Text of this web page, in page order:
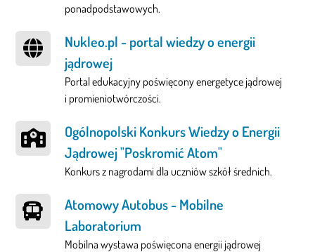
ponadpodstawowych.
Nukleo.pl - portal wiedzy o energii
jądrowej
Portal edukacyjny poświęcony energetyce jądrowej
i promieniotwórczości.
Ogólnopolski Konkurs Wiedzy o Energii
Jądrowej "Poskromić Atom"
Konkurs z nagrodami dla uczniów szkół średnich.
Atomowy Autobus - Mobilne
Laboratorium
Mobilna wystawa poświęcona energii jądrowej